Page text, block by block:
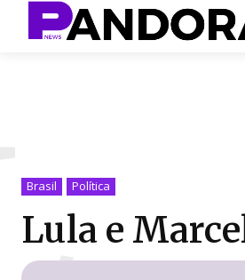
Brasil Política
Lula e